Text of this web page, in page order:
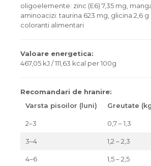
oligoelemente: zinc (E6) 7,35 mg,
aminoacizi: taurina 623 mg, glicina 2,6 g
coloranti alimentari
Valoare energetica:
467,05 kJ / 111,63 kcal per 100g
Recomandari de hranire:
Varsta pisoilor (luni)
Greutate
2–3 0,7 – 1,3
3–4 1,2 – 2,3
4–6 1,5 – 2,5